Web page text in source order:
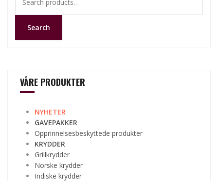
for:
Search
VÅRE PRODUKTER
NYHETER
GAVEPAKKER
Opprinnelsesbeskyttede produkter
KRYDDER
Grillkrydder
Norske krydder
Indiske krydder